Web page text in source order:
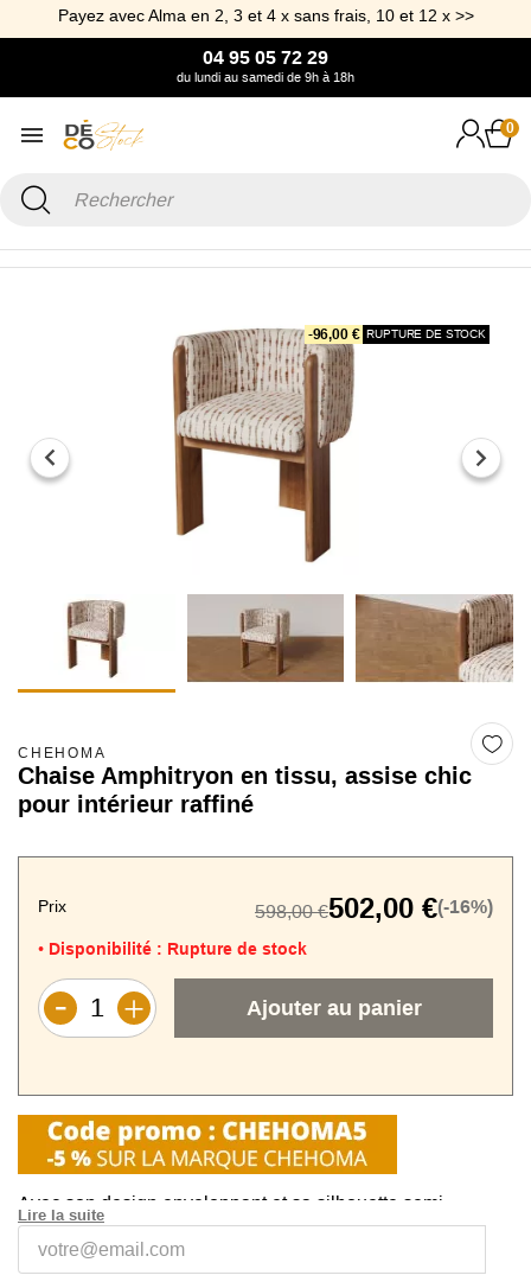
Payez avec Alma en 2, 3 et 4 x sans frais, 10 et 12 x >>
04 95 05 72 29
du lundi au samedi de 9h à 18h
0
-96,00 € RUPTURE DE STOCK
CHEHOMA
Chaise Amphitryon en tissu, assise chic
pour intérieur raffiné
Prix 598,00 €502,00 €(-16%)
• Disponibilité : Rupture de stock
Ajouter au panier
Avec son design enveloppant et sa silhouette semi-
circulaire, la chaise Amphitryon mariestyle contemporain
et accents vintage.
Lire la suite